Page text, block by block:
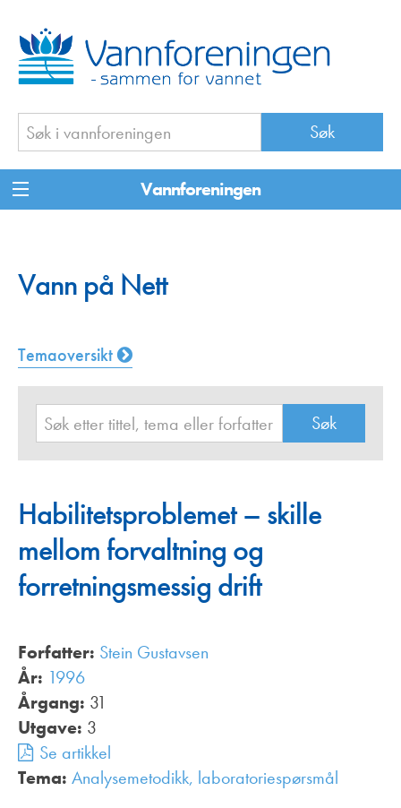
Vannforeningen
Vann på Nett
Temaoversikt
Habilitetsproblemet – skille
mellom forvaltning og
forretningsmessig drift
Forfatter: Stein Gustavsen
År: 1996
Årgang: 31
Utgave: 3
Se artikkel
Tema: Analysemetodikk, laboratoriespørsmål